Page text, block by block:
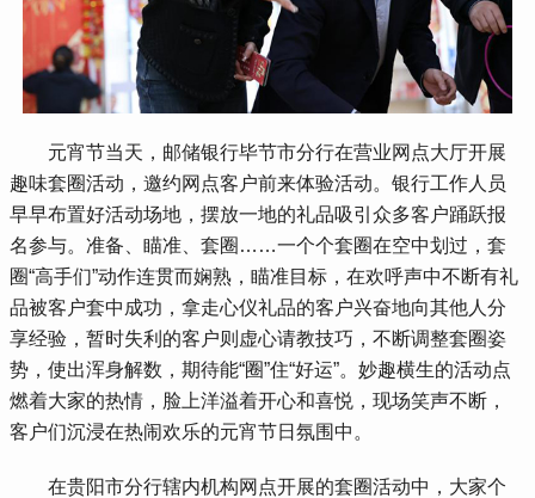
元宵节当天，邮储银行毕节市分行在营业网点大厅开展
趣味套圈活动，邀约网点客户前来体验活动。银行工作人员
早早布置好活动场地，摆放一地的礼品吸引众多客户踊跃报
名参与。准备、瞄准、套圈……一个个套圈在空中划过，套
圈“高手们”动作连贯而娴熟，瞄准目标，在欢呼声中不断有礼
品被客户套中成功，拿走心仪礼品的客户兴奋地向其他人分
享经验，暂时失利的客户则虚心请教技巧，不断调整套圈姿
势，使出浑身解数，期待能“圈”住“好运”。妙趣横生的活动点
燃着大家的热情，脸上洋溢着开心和喜悦，现场笑声不断，
客户们沉浸在热闹欢乐的元宵节日氛围中。
在贵阳市分行辖内机构网点开展的套圈活动中，大家个